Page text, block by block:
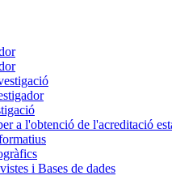
a l'obtenció de l'acreditació
i Bases de dades